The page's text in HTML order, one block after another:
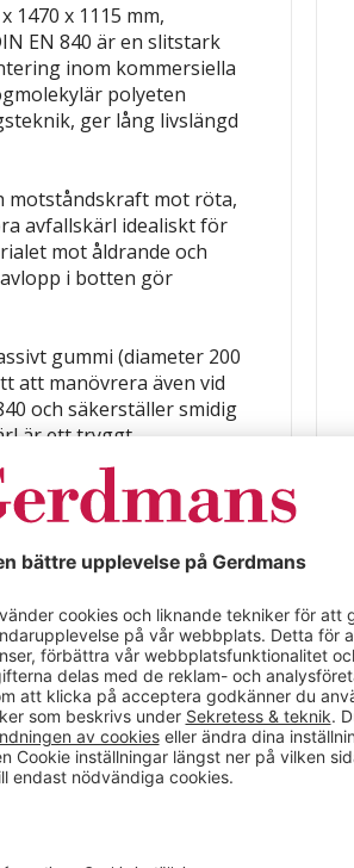
1470 x 1115 mm,
EN 840 är en slitstark
inom kommersiella
polyeten
ger lång livslängd
motståndskraft mot röta,
avfallskärl idealiskt för
mot åldrande och
i botten gör
gummi (diameter 200
att manövrera även vid
och säkerställer smidig
är ett tryggt,
avfallshantering.
HDPE)